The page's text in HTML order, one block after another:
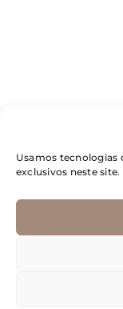
Usamos tecnologias
exclusivos neste